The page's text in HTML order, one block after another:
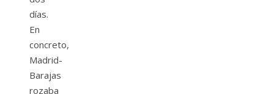
días.
En
concreto,
Madrid-
Barajas
rozaba